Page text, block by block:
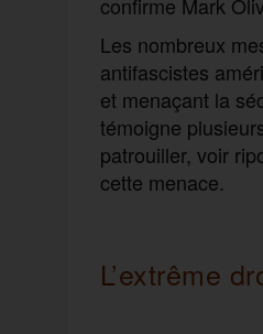
Les nombreux
antifascistes
et menaçant la
témoigne
patrouiller, voir
cette menace.
L’extrême